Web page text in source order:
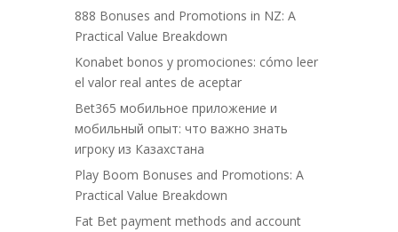
888 Bonuses and Promotions in NZ: A
Practical Value Breakdown
Konabet bonos y promociones: cómo leer
el valor real antes de aceptar
Bet365 мобильное приложение и
мобильный опыт: что важно знать
игроку из Казахстана
Play Boom Bonuses and Promotions: A
Practical Value Breakdown
Fat Bet payment methods and account